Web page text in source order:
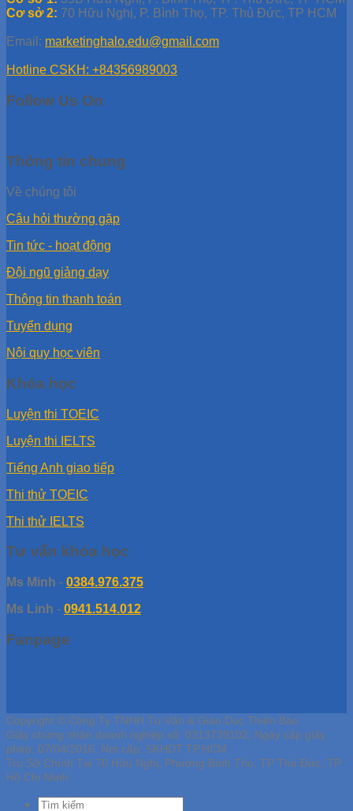
Cơ sở 2: 70 Hữu Nghị, P. Bình Thọ, TP. Thủ Đức, TP HCM
Email: marketinghalo.edu@gmail.com
Hotline CSKH: +84356989003
Follow Us On
Thông tin chung
Về chúng tôi
Câu hỏi thường gặp
Tin tức - hoạt động
Đội ngũ giảng dạy
Thông tin thanh toán
Tuyển dụng
Nội quy học viên
Khóa học
Luyện thi TOEIC
Luyện thi IELTS
Tiếng Anh giao tiếp
Thi thử TOEIC
Thi thử IELTS
Tư vấn khóa học
Ms Minh - 0384.976.375
Ms Linh - 0941.514.012
Fanpage
Copyright © Công Ty TNHH Tư Vấn & Giáo Dục Thiên Bảo
Giấy chứng nhận doanh nghiệp số: 0313739102, Ngày cấp giấy
phép: 07/04/2016, Nơi cấp: SKHDT TP.HCM
Trụ Sở Chính Tại 70 Hữu Nghị, Phường Bình Thọ, TP Thủ Đức, TP
Hồ Chí Minh